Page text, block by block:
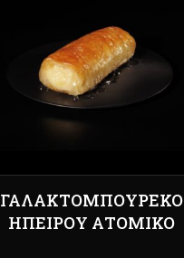
ΓΑΛΑΚΤΟΜΠΟΎΡΕΚΟ
ΗΠΕΊΡΟΥ ΑΤΟΜΙΚΌ